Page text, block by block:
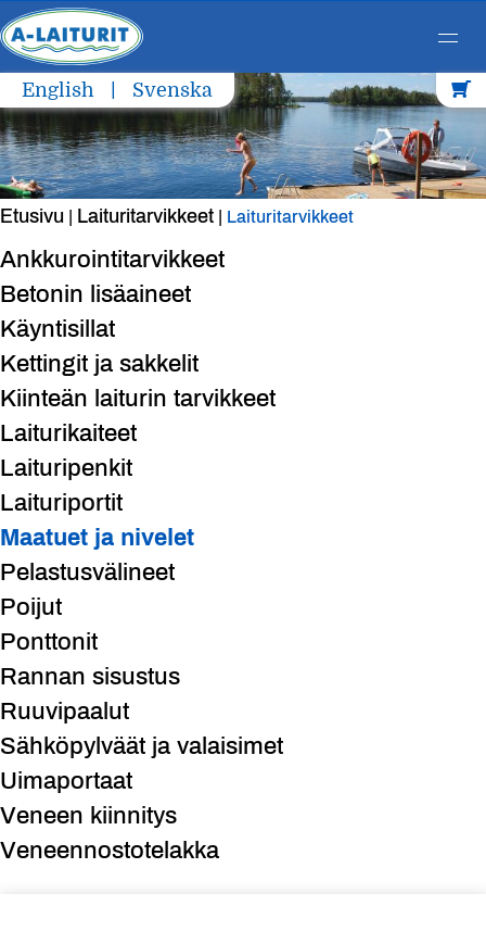
Skip
to
content
English Svenska
Etusivu Laituritarvikkeet Laituritarvikkeet
Ankkurointitarvikkeet
Betonin lisäaineet
Käyntisillat
Kettingit ja sakkelit
Kiinteän laiturin tarvikkeet
Laiturikaiteet
Laituripenkit
Laituriportit
Maatuet ja nivelet
Pelastusvälineet
Poijut
Ponttonit
Rannan sisustus
Ruuvipaalut
Sähköpylväät ja valaisimet
Uimaportaat
Veneen kiinnitys
Veneennostotelakka